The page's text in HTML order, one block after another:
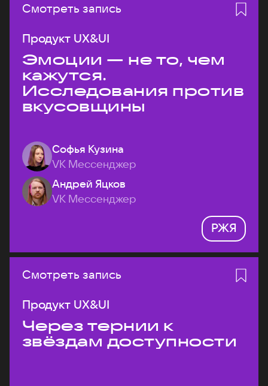
Смотреть запись
Продукт UX&UI
Эмоции — не то, чем
кажутся.
Исследования против
вкусовщины
Софья Кузина
VK Мессенджер
Андрей Яцков
VK Мессенджер
РЖЯ
Смотреть запись
Продукт UX&UI
Через тернии к
звёздам доступности